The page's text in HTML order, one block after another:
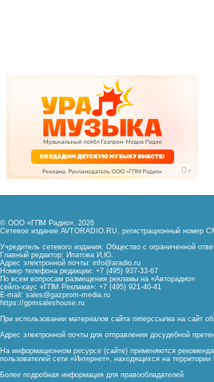
© ООО «ГПМ Радио», 2026
Сетевое издание AVTORADIO.RU, регистрационный номер
Учредитель сетевого издания: Общество с ограниченной
Главный редактор: Ипатова И.Ю.
Адрес электронной почты: info@aradio.ru
Номер телефона редакции: +7 (495) 937-33-67
По всем вопросам размещения рекламы на «Авторадио»
сейлз-хаус «ГПМ Реклама»: +7 (495) 921-40-41
E-mail: sales@gazprom-media.ru
https://gpmsaleshouse.ru
При использовании материалов сайта гиперссылка на сайт
Адрес электронной почты для отправления досудебной
На информационном ресурсе (сайте) применяются
пользователей сети «Интернет», находящихся на
Более подробная информация для правообладателей